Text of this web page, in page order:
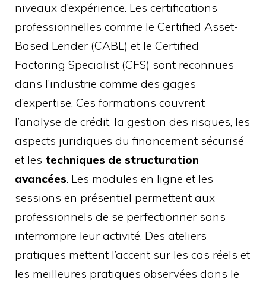
niveaux d’expérience. Les certifications
professionnelles comme le Certified Asset-
Based Lender (CABL) et le Certified
Factoring Specialist (CFS) sont reconnues
dans l’industrie comme des gages
d’expertise. Ces formations couvrent
l’analyse de crédit, la gestion des risques, les
aspects juridiques du financement sécurisé
et les techniques de structuration
avancées. Les modules en ligne et les
sessions en présentiel permettent aux
professionnels de se perfectionner sans
interrompre leur activité. Des ateliers
pratiques mettent l’accent sur les cas réels et
les meilleures pratiques observées dans le